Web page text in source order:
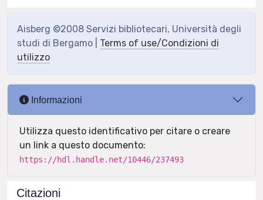
Aisberg ©2008 Servizi bibliotecari, Università degli
studi di Bergamo | Terms of use/Condizioni di
utilizzo
Informazioni
Utilizza questo identificativo per citare o creare
un link a questo documento:
https://hdl.handle.net/10446/237493
Citazioni